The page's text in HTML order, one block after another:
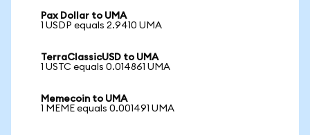
Pax Dollar to UMA
1 USDP equals 2.9410 UMA
TerraClassicUSD to UMA
1 USTC equals 0.014861 UMA
Memecoin to UMA
1 MEME equals 0.001491 UMA